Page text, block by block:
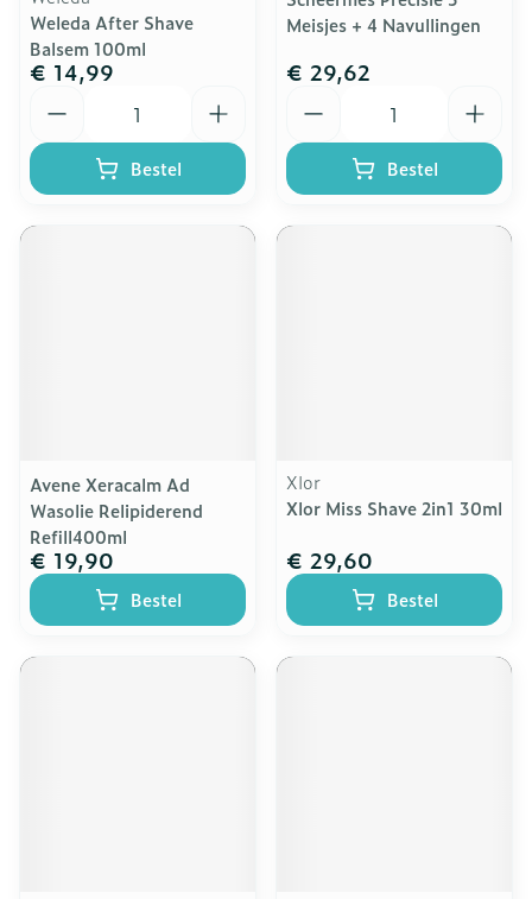
Weleda After Shave
Balsem 100ml
€ 14,99
Bestel
Meisjes + 4 Navullingen
€ 29,62
Bestel
Avene Xeracalm Ad
Wasolie Relipiderend
Refill400ml
€ 19,90
Bestel
Xlor
Xlor Miss Shave 2in1 30ml
€ 29,60
Bestel